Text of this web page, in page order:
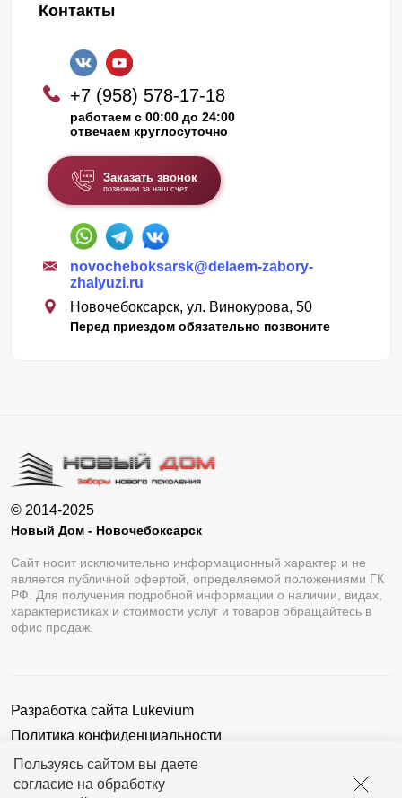
Пользуясь сайтом вы даете
согласие на обработку
Контакты
+7 (958) 578-17-18
работаем с 00:00 до 24:00
отвечаем круглосуточно
Заказать звонок
позвоним за наш счет
novocheboksarsk@delaem-zabory-
zhalyuzi.ru
Новочебоксарск, ул. Винокурова, 50
Перед приездом обязательно позвоните
© 2014-2025
Новый Дом - Новочебоксарск
Сайт носит исключительно информационный характер и не
является публичной офертой, определяемой положениями ГК
РФ. Для получения подробной информации о наличии, видах,
характеристиках и стоимости услуг и товаров обращайтесь в
офис продаж.
Разработка сайта Lukevium
Политика конфиденциальности
Пользовательское соглашение